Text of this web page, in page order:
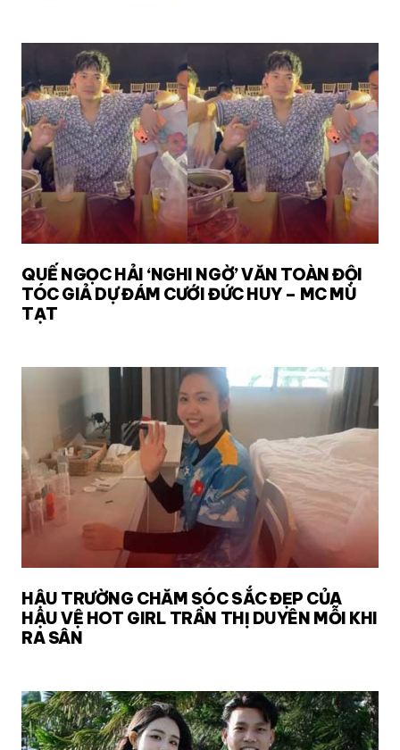
QUẾ NGỌC HẢI ‘NGHI NGỜ’ VĂN TOÀN ĐỘI
TÓC GIẢ DỰ ĐÁM CƯỚI ĐỨC HUY – MC MÙ
TẠT
HẬU TRƯỜNG CHĂM SÓC SẮC ĐẸP CỦA
HẬU VỆ HOT GIRL TRẦN THỊ DUYÊN MỖI KHI
RA SÂN